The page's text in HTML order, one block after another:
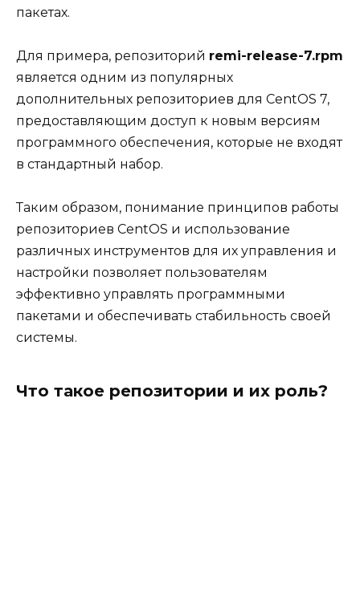
пакетах.
Для примера, репозиторий remi-release-7.rpm
является одним из популярных
дополнительных репозиториев для CentOS 7,
предоставляющим доступ к новым версиям
программного обеспечения, которые не входят
в стандартный набор.
Таким образом, понимание принципов работы
репозиториев CentOS и использование
различных инструментов для их управления и
настройки позволяет пользователям
эффективно управлять программными
пакетами и обеспечивать стабильность своей
системы.
Что такое репозитории и их роль?